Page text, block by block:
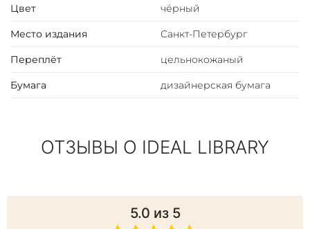
Цвет чёрный
Место издания Санкт-Петербург
Переплёт цельнокожаный
Бумага дизайнерская бумага
ОТЗЫВЫ О IDEAL LIBRARY
5.0 из 5